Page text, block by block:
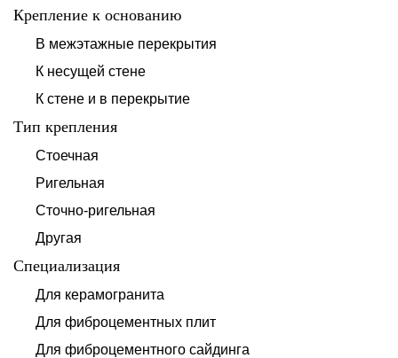
Крепление к основанию
В межэтажные перекрытия
К несущей стене
К стене и в перекрытие
Тип крепления
Стоечная
Ригельная
Сточно-ригельная
Другая
Специализация
Для керамогранита
Для фиброцементных плит
Для фиброцементного сайдинга